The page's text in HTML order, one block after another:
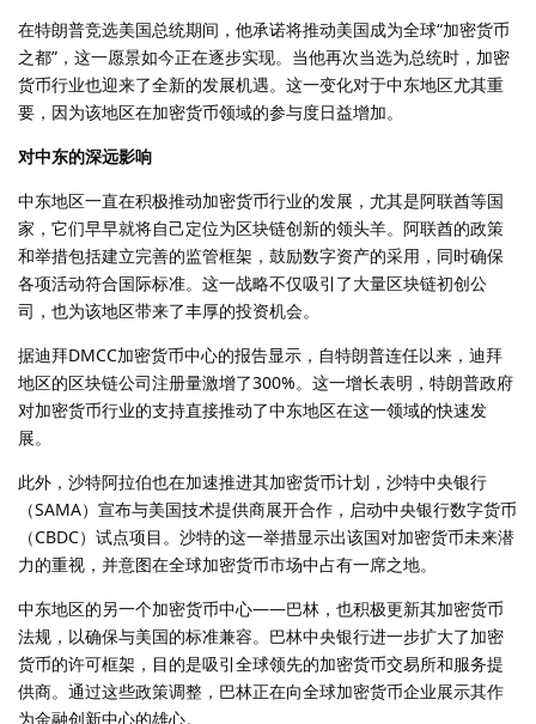
在特朗普竞选美国总统期间，他承诺将推动美国成为全球“加密货币
之都”，这一愿景如今正在逐步实现。当他再次当选为总统时，加密
货币行业也迎来了全新的发展机遇。这一变化对于中东地区尤其重
要，因为该地区在加密货币领域的参与度日益增加。
对中东的深远影响
中东地区一直在积极推动加密货币行业的发展，尤其是阿联酋等国
家，它们早早就将自己定位为区块链创新的领头羊。阿联酋的政策
和举措包括建立完善的监管框架，鼓励数字资产的采用，同时确保
各项活动符合国际标准。这一战略不仅吸引了大量区块链初创公
司，也为该地区带来了丰厚的投资机会。
据迪拜DMCC加密货币中心的报告显示，自特朗普连任以来，迪拜
地区的区块链公司注册量激增了300%。这一增长表明，特朗普政府
对加密货币行业的支持直接推动了中东地区在这一领域的快速发
展。
此外，沙特阿拉伯也在加速推进其加密货币计划，沙特中央银行
（SAMA）宣布与美国技术提供商展开合作，启动中央银行数字货币
（CBDC）试点项目。沙特的这一举措显示出该国对加密货币未来潜
力的重视，并意图在全球加密货币市场中占有一席之地。
中东地区的另一个加密货币中心——巴林，也积极更新其加密货币
法规，以确保与美国的标准兼容。巴林中央银行进一步扩大了加密
货币的许可框架，目的是吸引全球领先的加密货币交易所和服务提
供商。通过这些政策调整，巴林正在向全球加密货币企业展示其作
为金融创新中心的雄心。